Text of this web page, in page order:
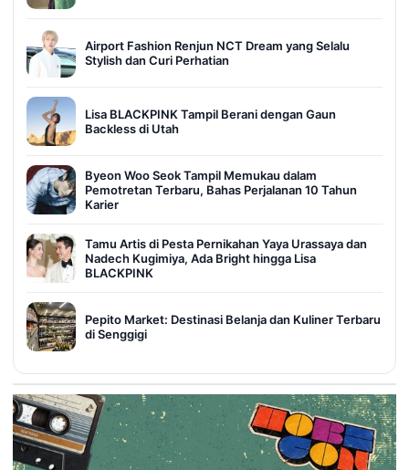
Airport Fashion Renjun NCT Dream yang Selalu
Stylish dan Curi Perhatian
Lisa BLACKPINK Tampil Berani dengan Gaun
Backless di Utah
Byeon Woo Seok Tampil Memukau dalam
Pemotretan Terbaru, Bahas Perjalanan 10 Tahun
Karier
Tamu Artis di Pesta Pernikahan Yaya Urassaya dan
Nadech Kugimiya, Ada Bright hingga Lisa
BLACKPINK
Pepito Market: Destinasi Belanja dan Kuliner Terbaru
di Senggigi